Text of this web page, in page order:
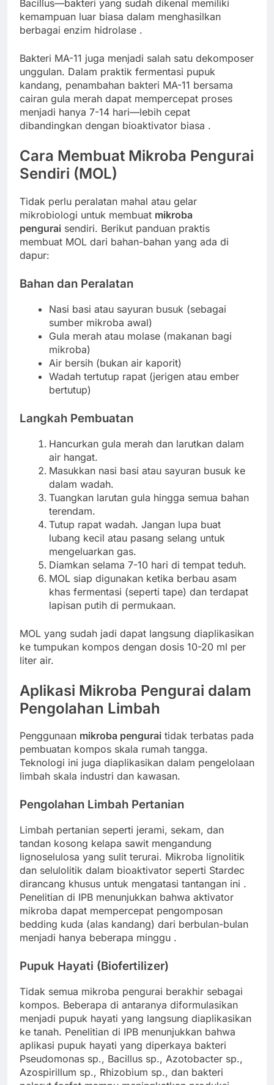
Bacillus—bakteri yang sudah dikenal memiliki
kemampuan luar biasa dalam menghasilkan
berbagai enzim hidrolase .
Bakteri MA-11 juga menjadi salah satu dekomposer
unggulan. Dalam praktik fermentasi pupuk
kandang, penambahan bakteri MA-11 bersama
cairan gula merah dapat mempercepat proses
menjadi hanya 7-14 hari—lebih cepat
dibandingkan dengan bioaktivator biasa .
Cara Membuat Mikroba Pengurai
Sendiri (MOL)
Tidak perlu peralatan mahal atau gelar
mikrobiologi untuk membuat mikroba
pengurai sendiri. Berikut panduan praktis
membuat MOL dari bahan-bahan yang ada di
dapur:
Bahan dan Peralatan
Nasi basi atau sayuran busuk (sebagai
sumber mikroba awal)
Gula merah atau molase (makanan bagi
mikroba)
Air bersih (bukan air kaporit)
Wadah tertutup rapat (jerigen atau ember
bertutup)
Langkah Pembuatan
Hancurkan gula merah dan larutkan dalam
air hangat.
Masukkan nasi basi atau sayuran busuk ke
dalam wadah.
Tuangkan larutan gula hingga semua bahan
terendam.
Tutup rapat wadah. Jangan lupa buat
lubang kecil atau pasang selang untuk
mengeluarkan gas.
Diamkan selama 7-10 hari di tempat teduh.
MOL siap digunakan ketika berbau asam
khas fermentasi (seperti tape) dan terdapat
lapisan putih di permukaan.
MOL yang sudah jadi dapat langsung diaplikasikan
ke tumpukan kompos dengan dosis 10-20 ml per
liter air.
Aplikasi Mikroba Pengurai dalam
Pengolahan Limbah
Penggunaan mikroba pengurai tidak terbatas pada
pembuatan kompos skala rumah tangga.
Teknologi ini juga diaplikasikan dalam pengelolaan
limbah skala industri dan kawasan.
Pengolahan Limbah Pertanian
Limbah pertanian seperti jerami, sekam, dan
tandan kosong kelapa sawit mengandung
lignoselulosa yang sulit terurai. Mikroba lignolitik
dan selulolitik dalam bioaktivator seperti Stardec
dirancang khusus untuk mengatasi tantangan ini .
Penelitian di IPB menunjukkan bahwa aktivator
mikroba dapat mempercepat pengomposan
bedding kuda (alas kandang) dari berbulan-bulan
menjadi hanya beberapa minggu .
Pupuk Hayati (Biofertilizer)
Tidak semua mikroba pengurai berakhir sebagai
kompos. Beberapa di antaranya diformulasikan
menjadi pupuk hayati yang langsung diaplikasikan
ke tanah. Penelitian di IPB menunjukkan bahwa
aplikasi pupuk hayati yang diperkaya bakteri
Pseudomonas sp., Bacillus sp., Azotobacter sp.,
Azospirillum sp., Rhizobium sp., dan bakteri